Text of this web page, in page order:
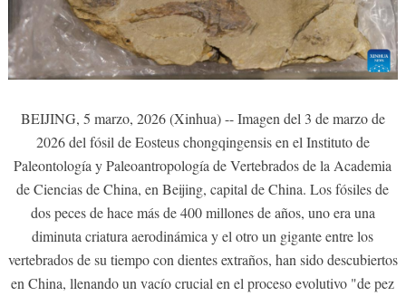
BEIJING, 5 marzo, 2026 (Xinhua) -- Imagen del 3 de marzo de
2026 del fósil de Eosteus chongqingensis en el Instituto de
Paleontología y Paleoantropología de Vertebrados de la Academia
de Ciencias de China, en Beijing, capital de China. Los fósiles de
dos peces de hace más de 400 millones de años, uno era una
diminuta criatura aerodinámica y el otro un gigante entre los
vertebrados de su tiempo con dientes extraños, han sido descubiertos
en China, llenando un vacío crucial en el proceso evolutivo "de pez